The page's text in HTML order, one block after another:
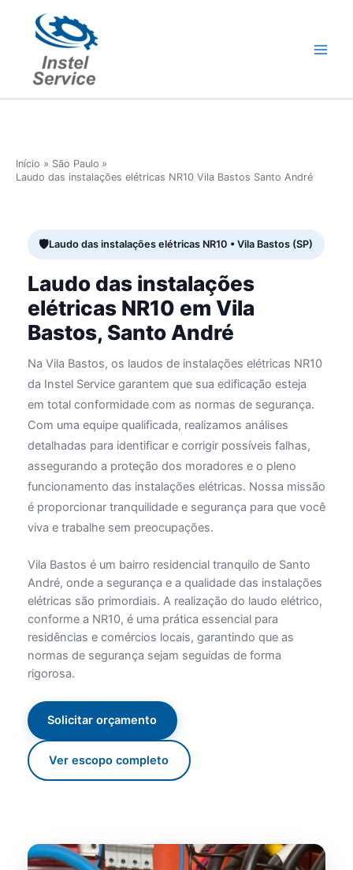
conteúdo
Início
São Paulo
Laudo das instalações elétricas NR10 Vila Bastos Santo André
Laudo das instalações elétricas NR10 • Vila Bastos (SP)
Laudo das instalações
elétricas NR10 em Vila
Bastos, Santo André
Na Vila Bastos, os laudos de instalações elétricas NR10
da Instel Service garantem que sua edificação esteja
em total conformidade com as normas de segurança.
Com uma equipe qualificada, realizamos análises
detalhadas para identificar e corrigir possíveis falhas,
assegurando a proteção dos moradores e o pleno
funcionamento das instalações elétricas. Nossa missão
é proporcionar tranquilidade e segurança para que você
viva e trabalhe sem preocupações.
Vila Bastos é um bairro residencial tranquilo de Santo
André, onde a segurança e a qualidade das instalações
elétricas são primordiais. A realização do laudo elétrico,
conforme a NR10, é uma prática essencial para
residências e comércios locais, garantindo que as
normas de segurança sejam seguidas de forma
rigorosa.
Solicitar orçamento
Ver escopo completo